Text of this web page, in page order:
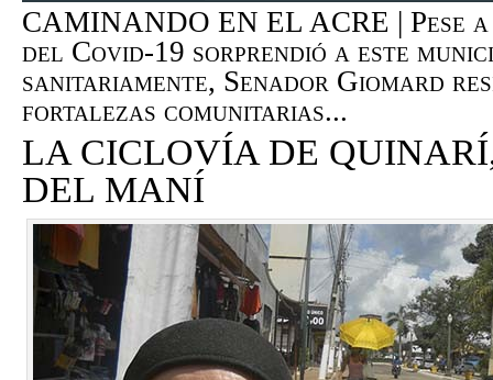
CAMINANDO EN EL ACRE | Pese a
del Covid-19 sorprendió a este
sanitariamente, Senador Giomard
fortalezas comunitarias...
LA CICLOVÍA DE
DEL MANÍ